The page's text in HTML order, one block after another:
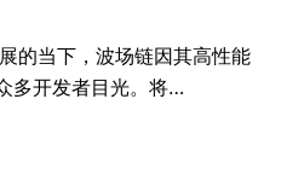
的当下，波场链因其高性能
多开发者目光。将…